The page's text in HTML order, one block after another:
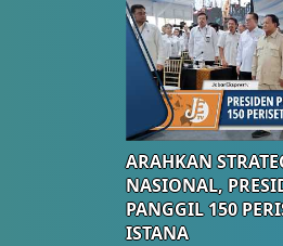
ARAHKAN
NASIONAL,
PANGGIL 150
ISTANA